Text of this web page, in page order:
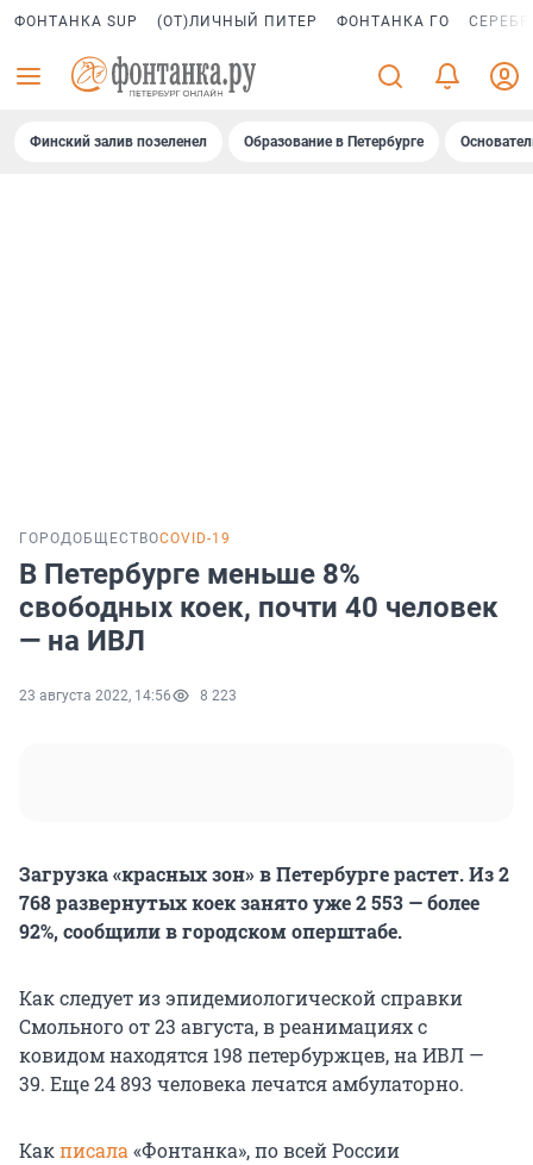
ФОНТАНКА SUP (ОТ)ЛИЧНЫЙ ПИТЕР ФОНТАНКА ГО
Финский залив позеленел Образование в Петербурге
ГОРОДОБЩЕСТВОCOVID-19
В Петербурге меньше 8%
свободных коек, почти 40 человек
— на ИВЛ
23 августа 2022, 14:56 8 223
Загрузка «красных зон» в Петербурге растет. Из 2
768 развернутых коек занято уже 2 553 — более
92%, сообщили в городском оперштабе.
Как следует из эпидемиологической справки
Смольного от 23 августа, в реанимациях с
ковидом находятся 198 петербуржцев, на ИВЛ —
39. Еще 24 893 человека лечатся амбулаторно.
Какписала «Фонтанка», по всей России